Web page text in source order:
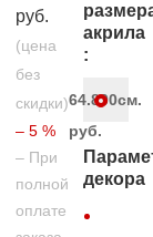
руб.
(цена
без
скидки)
– 5 %
– При
полной
оплате
акрила
:
64.800
руб.
см.
декора